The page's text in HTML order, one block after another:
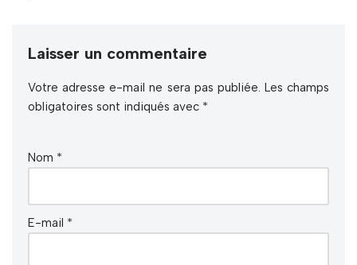
Laisser un commentaire
Votre adresse e-mail ne sera pas publiée. Les champs
obligatoires sont indiqués avec *
Nom *
E-mail *